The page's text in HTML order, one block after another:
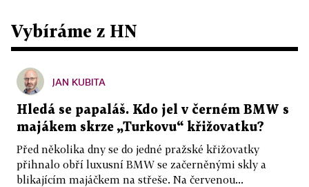
Vybíráme z HN
JAN KUBITA
Hledá se papaláš. Kdo jel v černém BMW s
majákem skrze „Turkovu“ křižovatku?
Před několika dny se do jedné pražské křižovatky
přihnalo obří luxusní BMW se začerněnými skly a
blikajícím majáčkem na střeše. Na červenou...